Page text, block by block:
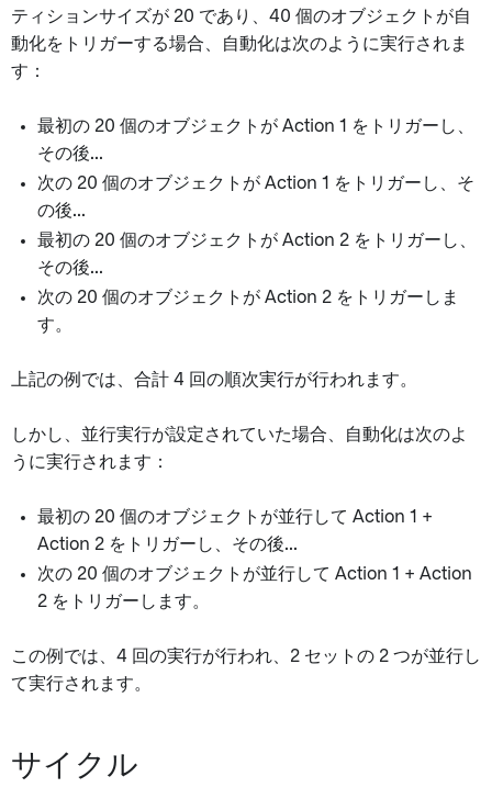
ティションサイズが 20 であり、40 個のオブジェクトが自
動化をトリガーする場合、自動化は次のように実行されま
す：
最初の 20 個のオブジェクトが Action 1 をトリガーし、
その後...
次の 20 個のオブジェクトが Action 1 をトリガーし、そ
の後...
最初の 20 個のオブジェクトが Action 2 をトリガーし、
その後...
次の 20 個のオブジェクトが Action 2 をトリガーしま
す。
上記の例では、合計 4 回の順次実行が行われます。
しかし、並行実行が設定されていた場合、自動化は次のよ
うに実行されます：
最初の 20 個のオブジェクトが並行して Action 1 +
Action 2 をトリガーし、その後...
次の 20 個のオブジェクトが並行して Action 1 + Action
2 をトリガーします。
この例では、4 回の実行が行われ、2 セットの 2 つが並行し
て実行されます。
サイクル